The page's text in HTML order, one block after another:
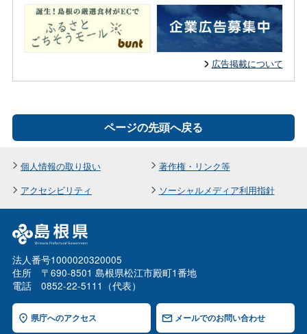
広告掲載について
ページの先頭へ戻る
個人情報の取り扱い
著作権・リンク等
アクセシビリティ
ソーシャルメディア利用指針
法人番号1000020320005
住所 〒690-8501 島根県松江市殿町1番地
電話 0852-22-5111（代表）
県庁へのアクセス メールでのお問い合わせ